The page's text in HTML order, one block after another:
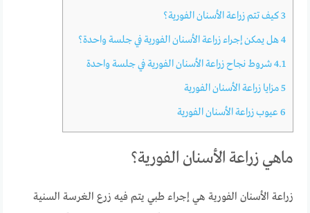
3كيف تتم زراعة الأسنان الفورية؟
4هل يمكن إجراء زراعة الأسنان الفورية في جلسة واحدة؟
4.1شروط نجاح زراعة الأسنان الفورية في جلسة واحدة
5مزايا زراعة الأسنان الفورية
6 عيوب زراعة الأسنان الفورية
ماهي زراعة الأسنان الفورية؟
زراعة الأسنان الفورية هي إجراء طبي يتم فيه زرع الغرسة السنية